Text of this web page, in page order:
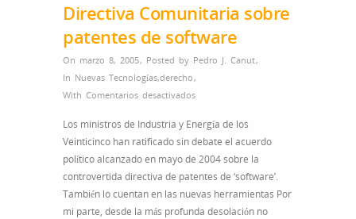
Directiva Comunitaria sobre
patentes de software
On marzo 8, 2005, Posted by Pedro J. Canut,
In Nuevas Tecnologías,derecho,
With Comentarios desactivadosen
Comunitaria
sobre
patentes
de
software
Los ministros de Industria y Energía de los
Veinticinco han ratificado sin debate el acuerdo
político alcanzado en mayo de 2004 sobre la
controvertida directiva de patentes de ‘software’.
También lo cuentan en las nuevas herramientas Por
mi parte, desde la más profunda desolación no